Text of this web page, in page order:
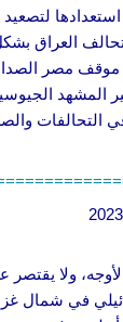
العراق
مصر
المشهد
التحالفات
ولا يقتصر
في شمال